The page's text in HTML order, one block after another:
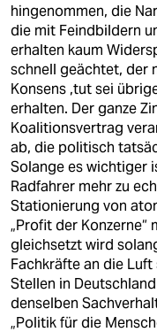
hingenommen, die
die mit Feindbildern
erhalten kaum
schnell geächtet, der
Konsens ,tut sei
erhalten. Der ganze
Koalitionsvertrag
ab, die politisch
Solange es wichtiger
Radfahrer mehr zu
Stationierung von
„Profit der Konzerne“
gleichsetzt wird
Fachkräfte an die
Stellen in
denselben
„Politik für die